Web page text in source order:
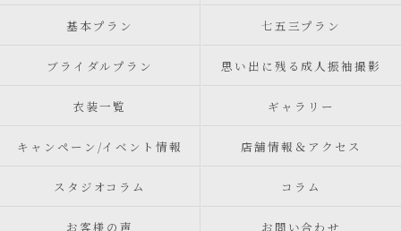
基本プラン 七五三プラン
ブライダルプラン 思い出に残る成人振袖撮影
衣装一覧 ギャラリー
キャンペーン/イベント情報 店舗情報＆アクセス
スタジオコラム コラム
お客様の声 お問い合わせ